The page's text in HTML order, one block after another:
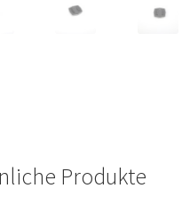
Produkte